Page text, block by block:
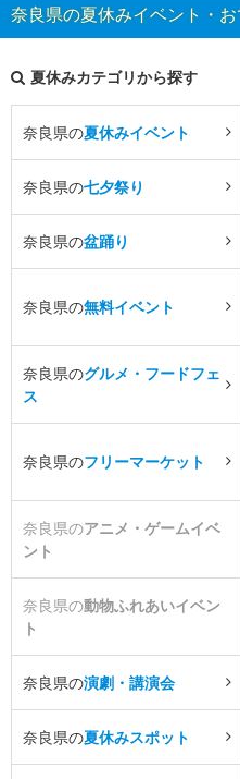
奈良県の夏休みイベント・
夏休みカテゴリから探す
奈良県の夏休みイベント
奈良県の七夕祭り
奈良県の盆踊り
奈良県の無料イベント
奈良県のグルメ・フードフェ
ス
奈良県のフリーマーケット
奈良県のアニメ・ゲームイベ
ント
奈良県の動物ふれあいイベン
ト
奈良県の演劇・講演会
奈良県の夏休みスポット